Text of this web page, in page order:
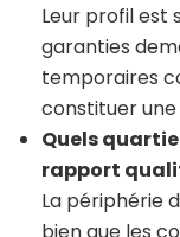
Leur profil est
garanties
temporaires
constituer
Quels
rapport
La périphérie